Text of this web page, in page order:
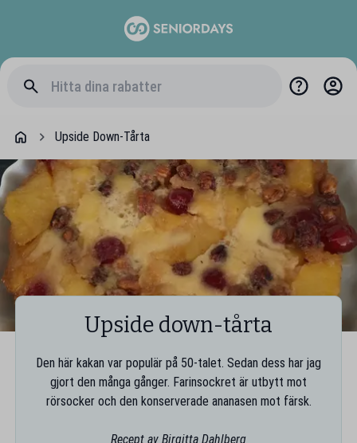
Upside Down-Tårta
Upside down-tårta
Den här kakan var populär på 50-talet. Sedan dess har jag
gjort den många gånger. Farinsockret är utbytt mot
rörsocker och den konserverade ananasen mot färsk.
Recept av Birgitta Dahlberg